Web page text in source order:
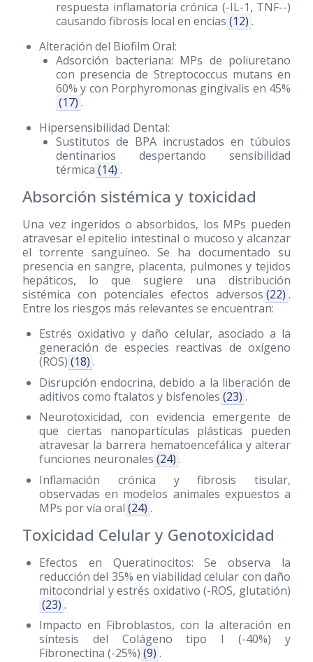
respuesta inflamatoria crónica (-IL-1, TNF--)
causando fibrosis local en encías (12) .
Alteración del Biofilm Oral:
Adsorción bacteriana: MPs de poliuretano
con presencia de Streptococcus mutans en
60% y con Porphyromonas gingivalis en 45%
(17) .
Hipersensibilidad Dental:
Sustitutos de BPA incrustados en túbulos
dentinarios despertando sensibilidad
térmica (14) .
Absorción sistémica y toxicidad
Una vez ingeridos o absorbidos, los MPs pueden
atravesar el epitelio intestinal o mucoso y alcanzar
el torrente sanguíneo. Se ha documentado su
presencia en sangre, placenta, pulmones y tejidos
hepáticos, lo que sugiere una distribución
sistémica con potenciales efectos adversos (22) .
Entre los riesgos más relevantes se encuentran:
Estrés oxidativo y daño celular, asociado a la
generación de especies reactivas de oxígeno
(ROS) (18) .
Disrupción endocrina, debido a la liberación de
aditivos como ftalatos y bisfenoles (23) .
Neurotoxicidad, con evidencia emergente de
que ciertas nanopartículas plásticas pueden
atravesar la barrera hematoencefálica y alterar
funciones neuronales (24) .
Inflamación crónica y fibrosis tisular,
observadas en modelos animales expuestos a
MPs por vía oral (24) .
Toxicidad Celular y Genotoxicidad
Efectos en Queratinocitos: Se observa la
reducción del 35% en viabilidad celular con daño
mitocondrial y estrés oxidativo (-ROS, glutatión)
(23) .
Impacto en Fibroblastos, con la alteración en
síntesis del Colágeno tipo I (-40%) y
Fibronectina (-25%) (9) .